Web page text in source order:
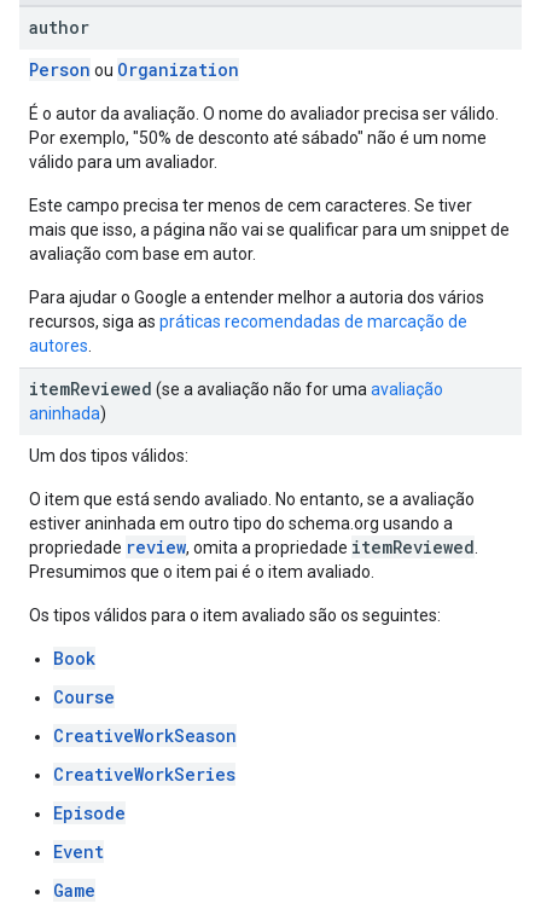
author
Person ou Organization
É o autor da avaliação. O nome do avaliador precisa ser válido.
Por exemplo, "50% de desconto até sábado" não é um nome
válido para um avaliador.
Este campo precisa ter menos de cem caracteres. Se tiver
mais que isso, a página não vai se qualificar para um snippet de
avaliação com base em autor.
Para ajudar o Google a entender melhor a autoria dos vários
recursos, siga as práticas recomendadas de marcação de
autores
itemReviewed (se a avaliação não for uma avaliação
aninhada)
Um dos tipos válidos:
O item que está sendo avaliado. No entanto, se a avaliação
estiver aninhada em outro tipo do schema.org usando a
propriedade review, omita a propriedade itemReviewed
Presumimos que o item pai é o item avaliado.
Os tipos válidos para o item avaliado são os seguintes:
Book
Course
CreativeWorkSeason
CreativeWorkSeries
Episode
Event
Game